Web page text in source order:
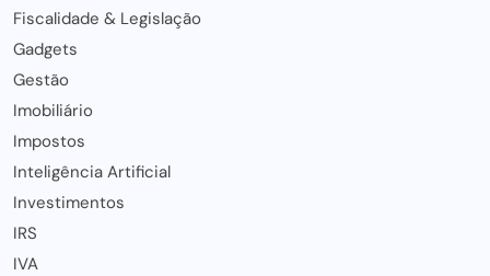
Fiscalidade & Legislação
Gadgets
Gestão
Imobiliário
Impostos
Inteligência Artificial
Investimentos
IRS
IVA